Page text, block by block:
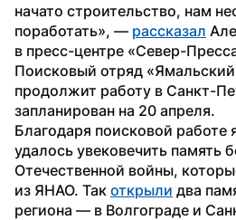
начато строительство, нам
поработать», — рассказал
в пресс-центре «Север-
Поисковый отряд
продолжит работу в Санкт-
запланирован на 20 апреля.
Благодаря поисковой работе
удалось увековечить память
Отечественной войны,
из ЯНАО. Так открыли два
региона — в Волгограде и